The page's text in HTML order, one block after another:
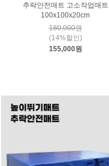
추락안전매트 고소작업매트
100x100x20cm
180,000원
(14%할인)
155,000원